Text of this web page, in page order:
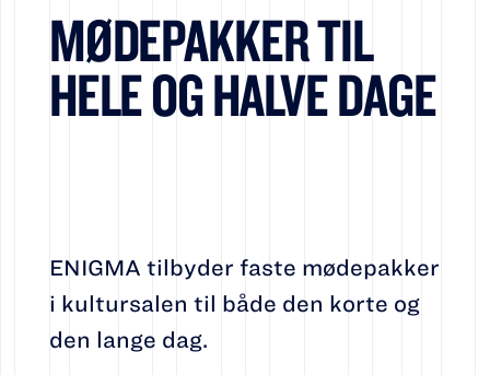
MØDEPAKKER TIL
HELE OG HALVE DAGE
ENIGMA tilbyder faste mødepakker
i kultursalen til både den korte og
den lange dag.